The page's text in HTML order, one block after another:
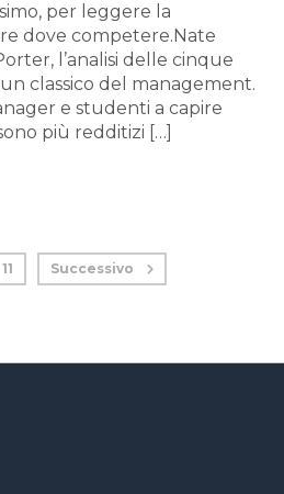
per leggere la
dove competere.Nate
l’analisi delle cinque
classico del management.
e studenti a capire
più redditizi […]
11 Successivo